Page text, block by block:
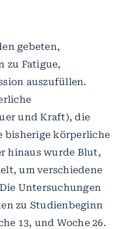
gebeten,
zu Fatigue,
auszufüllen.
und Kraft), die
bisherige körperliche
hinaus wurde Blut,
um verschiedene
Untersuchungen
zu Studienbeginn
13, und Woche 26.